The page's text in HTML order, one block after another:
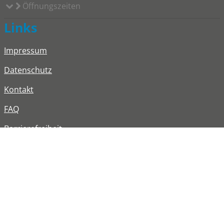
Öffnungszeiten
Links
Impressum
Datenschutz
Kontakt
FAQ
Barrierefreiheit